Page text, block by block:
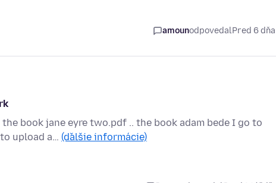
amounodpovedalPred 6
book jane eyre two.pdf .. the book adam bede I go to
upload a… (ďalšie informácie)